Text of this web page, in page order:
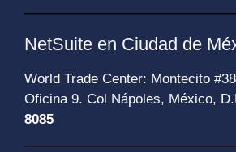
NetSuite en Ciudad de
World Trade Center: Montecito
Oficina 9. Col Nápoles, México,
8085